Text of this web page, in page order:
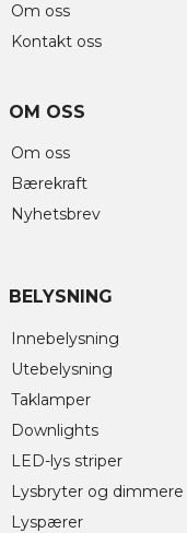
Om oss
Kontakt oss
OM OSS
Om oss
Bærekraft
Nyhetsbrev
BELYSNING
Innebelysning
Utebelysning
Taklamper
Downlights
LED-lys striper
Lysbryter og dimmere
Lyspærer